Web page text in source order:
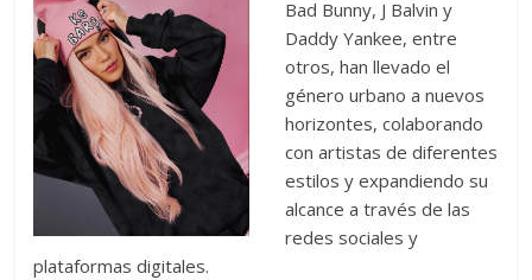
Bad Bunny, J Balvin y
Daddy Yankee, entre
otros, han llevado el
género urbano a nuevos
horizontes, colaborando
con artistas de diferentes
estilos y expandiendo su
alcance a través de las
redes sociales y
plataformas digitales.